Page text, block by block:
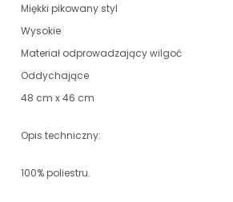
Miękki pikowany styl
Wysokie
Materiał odprowadzający wilgoć
Oddychające
48 cm x 46 cm
Opis techniczny:
100% poliestru.